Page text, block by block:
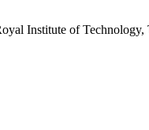
Institute of